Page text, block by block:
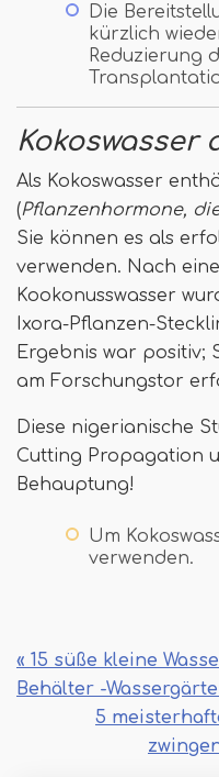
Die
kürzlich
Reduzierung
Kokoswasser
Als Kokoswasser
(Pflanzenhormone,
Sie können es als
verwenden. Nach
Kookonusswasser
Ixora-Pflanzen-
Ergebnis war positiv;
am Forschungstor
Diese nigerianische
Cutting Propagation
Behauptung!
Um
verwenden.
« 15 süße kleine
Behälter -
5